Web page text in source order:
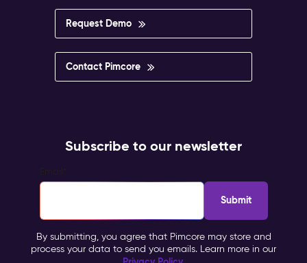
Request Demo
Contact Pimcore
Subscribe to our newsletter
By submitting, you agree that Pimcore may store and
process your data to send you emails. Learn more in our